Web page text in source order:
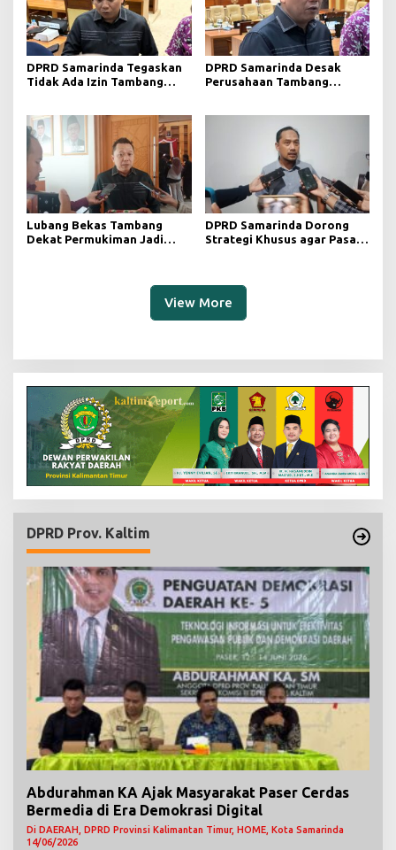
DPRD Samarinda Tegaskan
Tidak Ada Izin Tambang
DPRD Samarinda Desak
Perusahaan Tambang
Lubang Bekas Tambang
Dekat Permukiman Jadi
DPRD Samarinda Dorong
Strategi Khusus agar Pasar
View More
DPRD Prov. Kaltim
Abdurahman KA Ajak Masyarakat Paser Cerdas
Bermedia di Era Demokrasi Digital
Di DAERAH, DPRD Provinsi Kalimantan Timur, HOME, Kota Samarinda
14/06/2026